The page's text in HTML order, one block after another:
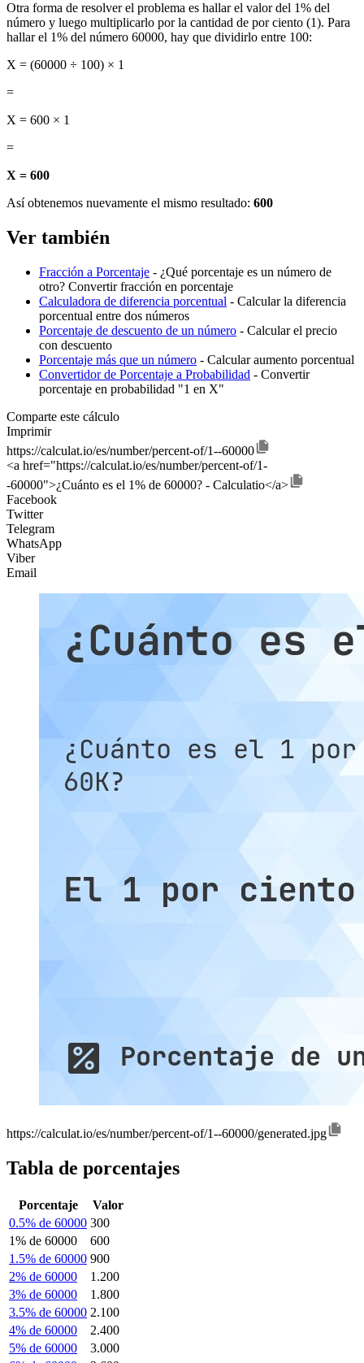
Otra forma de resolver el problema es hallar el valor del 1% del
número y luego multiplicarlo por la cantidad de por ciento (1). Para
hallar el 1% del número 60000, hay que dividirlo entre 100:
X = (60000 ÷ 100) × 1
=
X = 600 × 1
=
X = 600
Así obtenemos nuevamente el mismo resultado: 600
Ver también
Fracción a Porcentaje - ¿Qué porcentaje es un número de
otro? Convertir fracción en porcentaje
Calculadora de diferencia porcentual - Calcular la diferencia
porcentual entre dos números
Porcentaje de descuento de un número - Calcular el precio
con descuento
Porcentaje más que un número - Calcular aumento porcentual
Convertidor de Porcentaje a Probabilidad - Convertir
porcentaje en probabilidad "1 en X"
Comparte este cálculo
Imprimir
https://calculat.io/es/number/percent-of/1--60000
<a href="https://calculat.io/es/number/percent-of/1-
-60000">¿Cuánto es el 1% de 60000? - Calculatio</a>
Facebook
Twitter
Telegram
WhatsApp
Viber
Email
https://calculat.io/es/number/percent-of/1--60000/generated.jpg
Tabla de porcentajes
Porcentaje
Valor
0.5% de 60000 300
1% de 60000
600
1.5% de 60000 900
2% de 60000
1.200
3% de 60000
1.800
3.5% de 60000 2.100
4% de 60000
2.400
5% de 60000
3.000